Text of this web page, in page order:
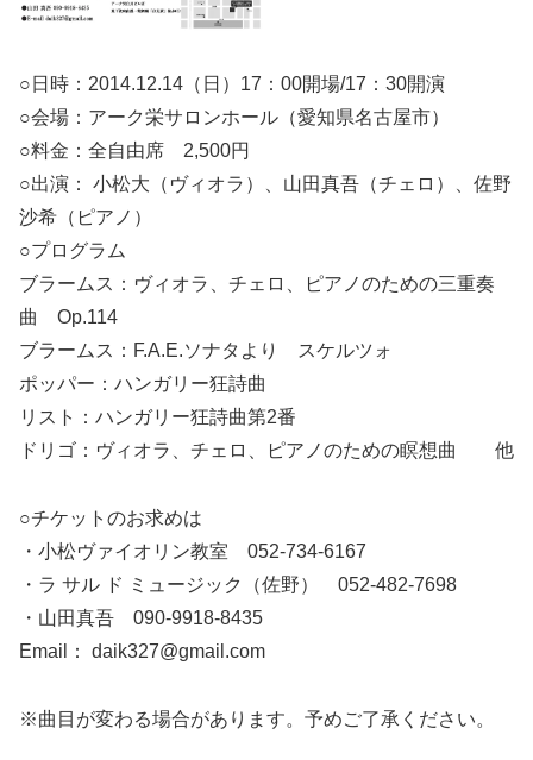
○日時：2014.12.14（日）17：00開場/17：30開演
○会場：アーク栄サロンホール（愛知県名古屋市）
○料金：全自由席 2,500円
○出演： 小松大（ヴィオラ）、山田真吾（チェロ）、佐野
沙希（ピアノ）
○プログラム
ブラームス：ヴィオラ、チェロ、ピアノのための三重奏
曲 Op.114
ブラームス：F.A.E.ソナタより スケルツォ
ポッパー：ハンガリー狂詩曲
リスト：ハンガリー狂詩曲第2番
ドリゴ：ヴィオラ、チェロ、ピアノのための瞑想曲 他
○チケットのお求めは
・小松ヴァイオリン教室 052-734-6167
・ラ サル ド ミュージック（佐野） 052-482-7698
・山田真吾 090-9918-8435
Email： daik327@gmail.com
※曲目が変わる場合があります。予めご了承ください。